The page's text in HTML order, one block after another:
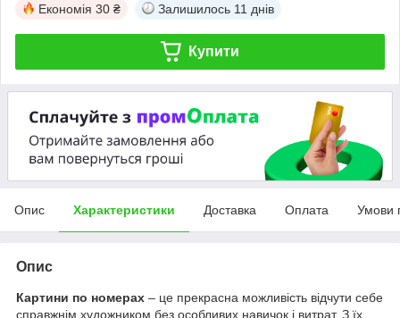
Економія 30 ₴ Залишилось 11 днів
Купити
Опис Характеристики Доставка Оплата Умови
Опис
Картини по номерах – це прекрасна можливість відчути себе
справжнім художником без особливих навичок і витрат. З їх